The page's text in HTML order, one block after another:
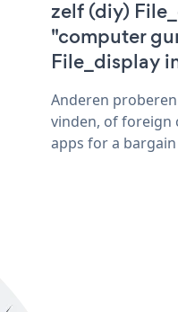
zelf (diy)
"computer
File_display
Anderen
vinden, of foreign
apps for a